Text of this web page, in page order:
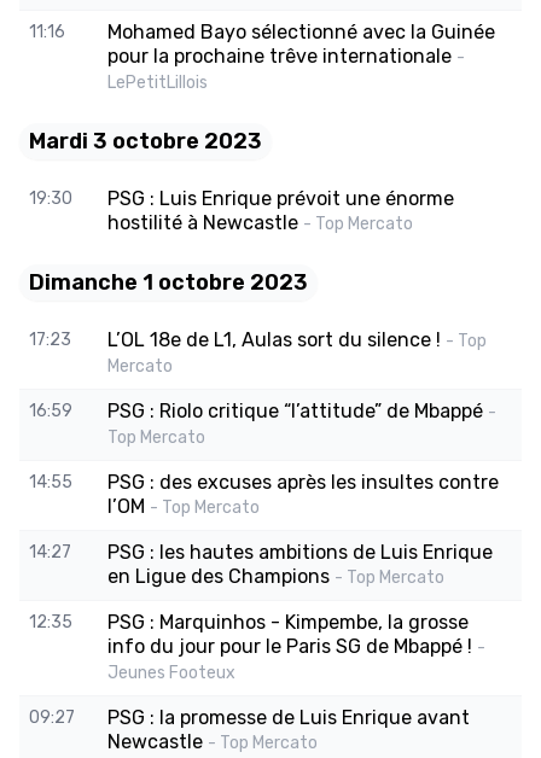
11:16
Mohamed Bayo sélectionné avec la Guinée
pour la prochaine trêve internationale -
LePetitLillois
Mardi 3 octobre 2023
19:30
PSG : Luis Enrique prévoit une énorme
hostilité à Newcastle - Top Mercato
Dimanche 1 octobre 2023
17:23 L’OL 18e de L1, Aulas sort du silence ! - Top
Mercato
16:59 PSG : Riolo critique “l’attitude” de Mbappé -
Top Mercato
14:55
PSG : des excuses après les insultes contre
l’OM - Top Mercato
14:27
PSG : les hautes ambitions de Luis Enrique
en Ligue des Champions - Top Mercato
12:35
PSG : Marquinhos - Kimpembe, la grosse
info du jour pour le Paris SG de Mbappé ! -
Jeunes Footeux
09:27
PSG : la promesse de Luis Enrique avant
Newcastle - Top Mercato